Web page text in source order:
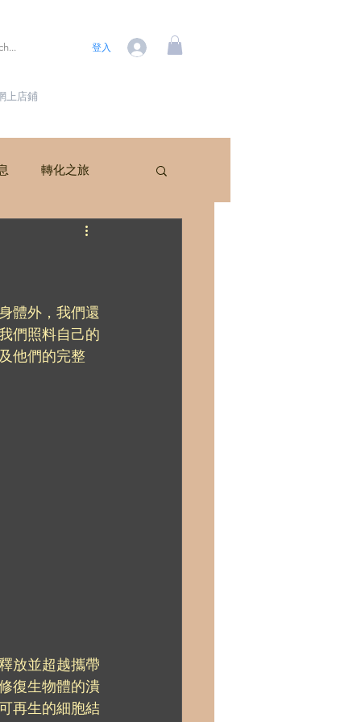
登入
上店鋪
轉化之旅
體外，我們還
們照料自己的
他們的完整
放並超越攜帶
復生物體的潰
再生的細胞結